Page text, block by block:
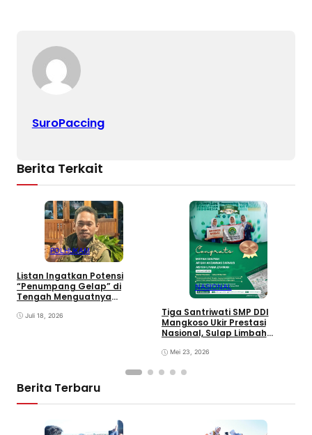
SuroPaccing
Berita Terkait
POLHUKAM
Listan Ingatkan Potensi
“Penumpang Gelap” di
Tengah Menguatnya
Juli 18, 2026
NASIONAL
Tiga Santriwati SMP DDI
Mangkoso Ukir Prestasi
Nasional, Sulap Limbah
Tiram Ramah Lingkungan
Mei 23, 2026
Berita Terbaru